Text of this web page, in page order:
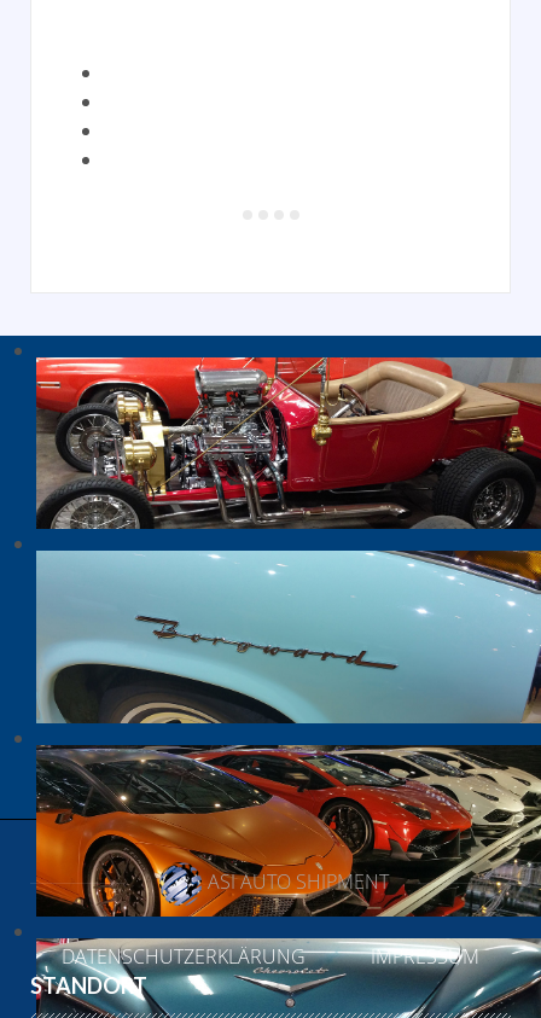
ASI AUTO SHIPMENT
DATENSCHUTZERKLÄRUNG
IMPRESSUM
STANDORT